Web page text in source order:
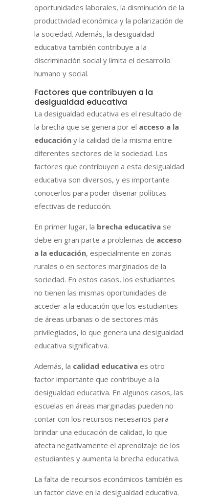
oportunidades laborales, la disminución de la
productividad económica y la polarización de
la sociedad. Además, la desigualdad
educativa también contribuye a la
discriminación social y limita el desarrollo
humano y social.
Factores que contribuyen a la
desigualdad educativa
La desigualdad educativa es el resultado de
la brecha que se genera por el acceso a la
educacióny la calidad de la misma entre
diferentes sectores de la sociedad. Los
factores que contribuyen a esta desigualdad
educativa son diversos, y es importante
conocerlos para poder diseñar políticas
efectivas de reducción.
En primer lugar, la brecha educativase
debe en gran parte a problemas de acceso
a la educación, especialmente en zonas
rurales o en sectores marginados de la
sociedad. En estos casos, los estudiantes
no tienen las mismas oportunidades de
acceder a la educación que los estudiantes
de áreas urbanas o de sectores más
privilegiados, lo que genera una desigualdad
educativa significativa.
Además, la calidad educativaes otro
factor importante que contribuye a la
desigualdad educativa. En algunos casos, las
escuelas en áreas marginadas pueden no
contar con los recursos necesarios para
brindar una educación de calidad, lo que
afecta negativamente el aprendizaje de los
estudiantes y aumenta la brecha educativa.
La falta de recursos económicos también es
un factor clave en la desigualdad educativa.